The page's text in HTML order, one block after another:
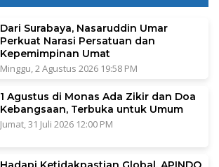
Dari Surabaya, Nasaruddin Umar
Perkuat Narasi Persatuan dan
Kepemimpinan Umat
Minggu, 2 Agustus 2026 19:58 PM
1 Agustus di Monas Ada Zikir dan Doa
Kebangsaan, Terbuka untuk Umum
Jumat, 31 Juli 2026 12:00 PM